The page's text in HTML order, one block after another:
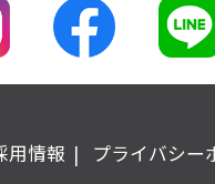
用情報 プライバシー